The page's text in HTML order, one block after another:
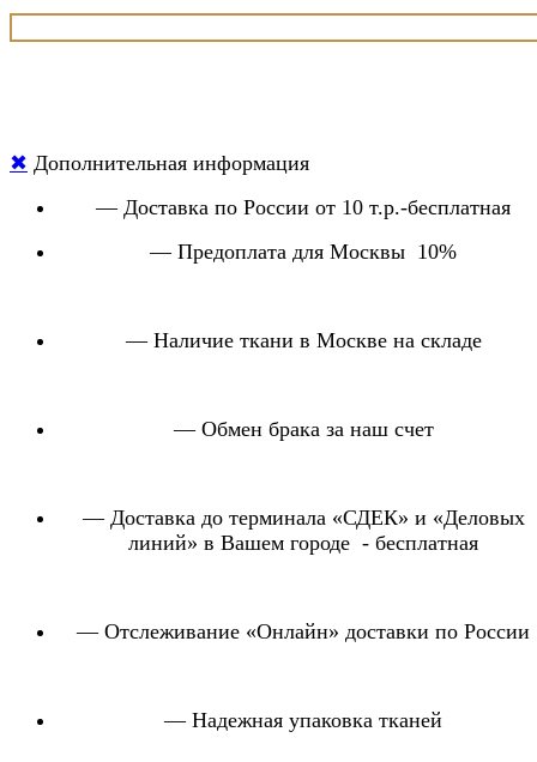
✖ Дополнительная информация
— Доставка по России от 10 т.р.-бесплатная
— Предоплата для Москвы 10%
— Наличие ткани в Москве на складе
— Обмен брака за наш счет
— Доставка до терминала «СДЕК» и «Деловых
линий» в Вашем городе - бесплатная
— Отслеживание «Онлайн» доставки по России
— Надежная упаковка тканей